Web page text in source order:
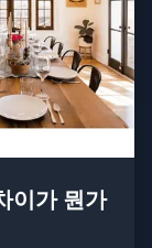
이가 뭔가